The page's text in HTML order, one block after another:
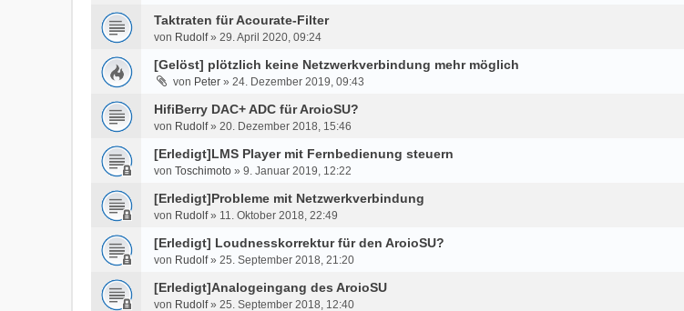
Taktraten für Acourate-Filter
von Rudolf»29. April 2020, 09:24
[Gelöst] plötzlich keine Netzwerkverbindung mehr möglich
von Peter »24. Dezember 2019, 09:43
HifiBerry DAC+ ADC für AroioSU?
von Rudolf»20. Dezember 2018, 15:46
[Erledigt]LMS Player mit Fernbedienung steuern
vonToschimoto »9. Januar 2019, 12:22
[Erledigt]Probleme mit Netzwerkverbindung
von Rudolf» 11. Oktober 2018, 22:49
[Erledigt] Loudnesskorrektur für den AroioSU?
von Rudolf»25. September 2018, 21:20
[Erledigt]Analogeingang des AroioSU
von Rudolf»25. September 2018, 12:40